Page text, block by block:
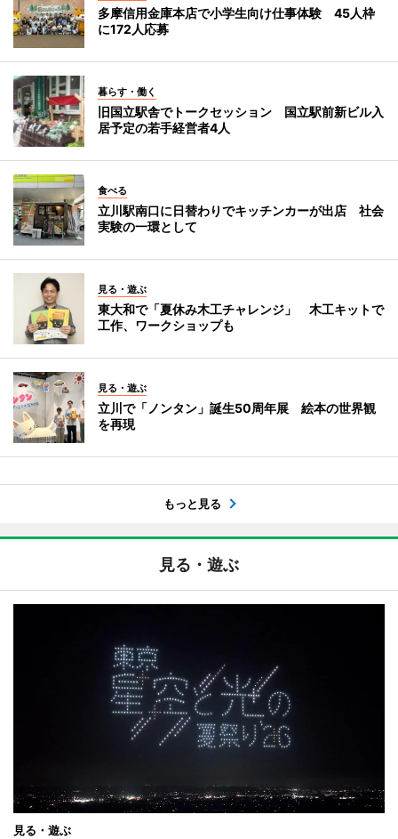
多摩信用金庫本店で小学生向け仕事体験 45人枠
に172人応募
暮らす・働く
旧国立駅舎でトークセッション 国立駅前新ビル入
居予定の若手経営者4人
食べる
立川駅南口に日替わりでキッチンカーが出店 社会
実験の一環として
見る・遊ぶ
東大和で「夏休み木工チャレンジ」 木工キットで
工作、ワークショップも
見る・遊ぶ
立川で「ノンタン」誕生50周年展 絵本の世界観
を再現
もっと見る
見る・遊ぶ
見る・遊ぶ